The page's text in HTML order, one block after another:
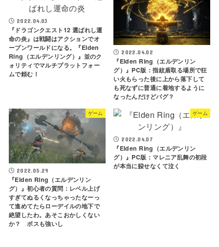
2022.04.03
『ドラゴンクエスト12 選ばれし運
命の炎』は戦闘はアクションでオ
ープンワールドになる。『Elden
Ring（エルデンリング）』並のク
ォリティでマルチプラットフォー
ムで頼む！
2022.04.02
『Elden Ring（エルデンリン
グ）』PC版：指紋盾取る場所で狂
い火もらった後に上から落下して
も死なずに普通に着地するように
なったんだけどバグ？
ゲーム
2022.05.29
『Elden Ring（エルデンリン
グ）』初心者の質問：レベル上げ
すぎてぬるくなっちゃったなーっ
て進めてたらローデイルの地下で
絶望したわ。あそこおかしくない
か？ ボスも強いし
ゲーム
2022.04.07
『Elden Ring（エルデンリン
グ）』PC版：マレニア乱舞の初段
が本当に躱せなくて泣く